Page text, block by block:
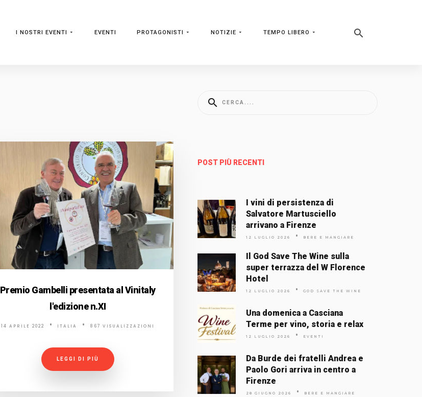
I NOSTRI EVENTI EVENTI PROTAGONISTI NOTIZIE TEMPO LIBERO
Premio Gambelli presentata al Vinitaly
l'edizione n.XI
14 APRILE 2022 ITALIA 867 VISUALIZZAZIONI
LEGGI DI PIÙ
POST PIÙ RECENTI
I vini di persistenza di
Salvatore Martusciello
arrivano a Firenze
12 LUGLIO 2026 BERE E MANGIARE
Il God Save The Wine sulla
super terrazza del W Florence
Hotel
12 LUGLIO 2026 GOD SAVE THE WINE
Una domenica a Casciana
Terme per vino, storia e relax
12 LUGLIO 2026 EVENTI
Da Burde dei fratelli Andrea e
Paolo Gori arriva in centro a
Firenze
28 GIUGNO 2026 BERE E MANGIARE